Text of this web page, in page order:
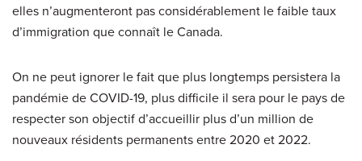
elles n’augmenteront pas considérablement le faible taux
d’immigration que connaît le Canada.
On ne peut ignorer le fait que plus longtemps persistera la
pandémie de COVID-19, plus difficile il sera pour le pays de
respecter son objectif d’accueillir plus d’un million de
nouveaux résidents permanents entre 2020 et 2022.